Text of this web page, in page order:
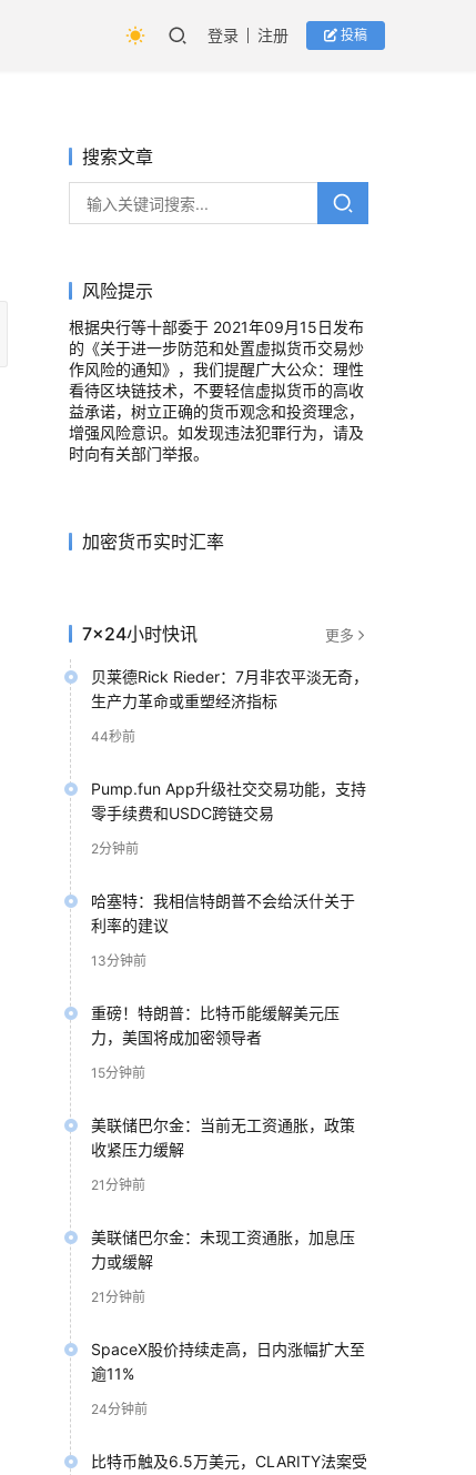
登录 注册 投稿
搜索文章
风险提示
根据央行等十部委于 2021年09月15日发布
的《关于进一步防范和处置虚拟货币交易炒
作风险的通知》，我们提醒广大公众：理性
看待区块链技术，不要轻信虚拟货币的高收
益承诺，树立正确的货币观念和投资理念，
增强风险意识。如发现违法犯罪行为，请及
时向有关部门举报。
加密货币实时汇率
7×24小时快讯 更多
贝莱德Rick Rieder：7月非农平淡无奇，
生产力革命或重塑经济指标
44秒前
Pump.fun App升级社交交易功能，支持
零手续费和USDC跨链交易
2分钟前
哈塞特：我相信特朗普不会给沃什关于
利率的建议
13分钟前
重磅！特朗普：比特币能缓解美元压
力，美国将成加密领导者
15分钟前
美联储巴尔金：当前无工资通胀，政策
收紧压力缓解
21分钟前
美联储巴尔金：未现工资通胀，加息压
力或缓解
21分钟前
SpaceX股价持续走高，日内涨幅扩大至
逾11%
24分钟前
比特币触及6.5万美元，CLARITY法案受